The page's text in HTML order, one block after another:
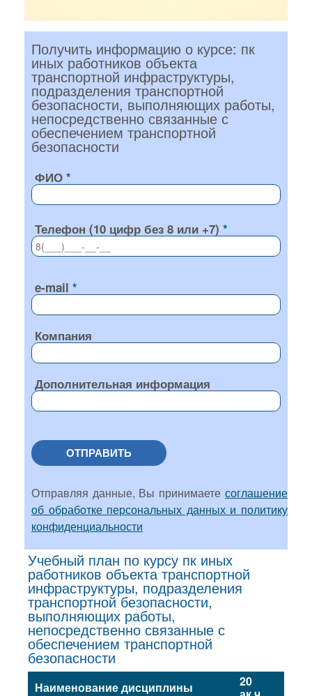
Получить информацию о курсе: пк
иных работников объекта
транспортной инфраструктуры,
подразделения транспортной
безопасности, выполняющих работы,
непосредственно связанные с
обеспечением транспортной
безопасности
ФИО
Телефон (10 цифр без 8 или +7)
e-mail
Компания
Дополнительная информация
ОТПРАВИТЬ
Отправляя данные, Вы принимаете соглашение
об обработке персональных данных и политику
конфиденциальности
Учебный план по курсу пк иных
работников объекта транспортной
инфраструктуры, подразделения
транспортной безопасности,
выполняющих работы,
непосредственно связанные с
обеспечением транспортной
безопасности
Наименование дисциплины 20